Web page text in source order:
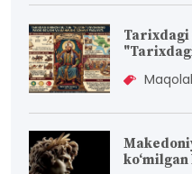
Tarixdagi